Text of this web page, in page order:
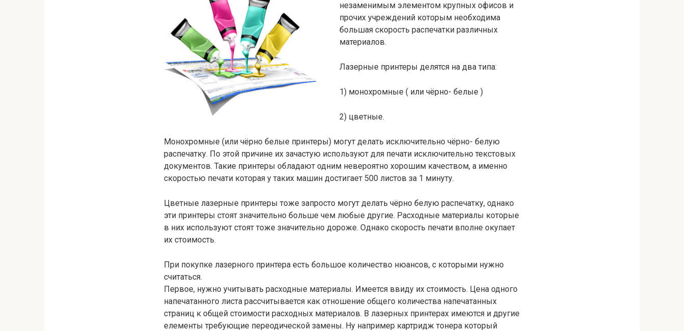
незаменимым элементом крупных офисов и
прочих учреждений которым необходима
большая скорость распечатки различных
материалов.
Лазерные принтеры делятся на два типа:
1) монохромные ( или чёрно- белые )
2) цветные.
Монохромные (или чёрно белые принтеры) могут делать исключительно чёрно- белую
распечатку. По этой причине их зачастую используют для печати исключительно текстовых
документов. Такие принтеры обладают одним невероятно хорошим качеством, а именно
скоростью печати которая у таких машин достигает 500 листов за 1 минуту.
Цветные лазерные принтеры тоже запросто могут делать чёрно белую распечатку, однако
эти принтеры стоят значительно больше чем любые другие. Расходные материалы которые
в них используют стоят тоже значительно дороже. Однако скорость печати вполне окупает
их стоимость.
При покупке лазерного принтера есть большое количество нюансов, с которыми нужно
считаться.
Первое, нужно учитывать расходные материалы. Имеется ввиду их стоимость. Цена одного
напечатанного листа рассчитывается как отношение общего количества напечатанных
страниц к общей стоимости расходных материалов. В лазерных принтерах имеются и другие
елементы требующие переодической замены. Ну например картридж тонера который